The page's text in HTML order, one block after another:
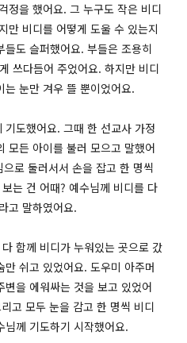
정을 했어요. 그 누구도 작은 비디
만 비디를 어떻게 도울 수 있는지
도 슬퍼했어요. 부들은 조용히
쓰다듬어 주었어요. 하지만 비디
눈만 겨우 뜰 뿐이었어요.
도했어요. 그때 한 선교사 가정
모든 아이를 불러 모으고 말했어
로 둘러서서 손을 잡고 한 명씩
는 건 어때? 예수님께 비디를 다
고 말하였어요.
함께 비디가 누워있는 곳으로 갔
쉬고 있었어요. 도우미 아주머
을 에워싸는 것을 보고 있었어
고 모두 눈을 감고 한 명씩 비디
께 기도하기 시작했어요.